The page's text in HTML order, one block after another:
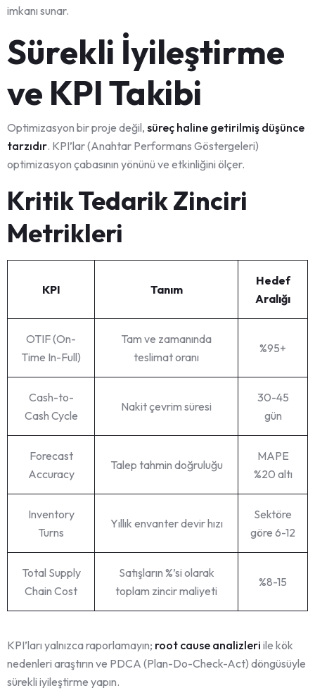
imkanı sunar.
Sürekli İyileştirme
ve KPI Takibi
Optimizasyon bir proje değil, süreç haline getirilmiş düşünce
tarzıdır. KPI’lar (Anahtar Performans Göstergeleri)
optimizasyon çabasının yönünü ve etkinliğini ölçer.
Kritik Tedarik Zinciri
Metrikleri
KPI Tanım
Hedef
Aralığı
OTIF (On-
Time In-Full)
Tam ve zamanında
teslimat oranı
%95+
Cash-to-
Cash Cycle
Nakit çevrim süresi
30-45
gün
Forecast
Accuracy
Talep tahmin doğruluğu
MAPE
%20 altı
Inventory
Turns
Yıllık envanter devir hızı
Sektöre
göre 6-12
Total Supply
Chain Cost
Satışların %’si olarak
toplam zincir maliyeti
%8-15
KPI’ları yalnızca raporlamayın; root cause analizleri ile kök
nedenleri araştırın ve PDCA (Plan-Do-Check-Act) döngüsüyle
sürekli iyileştirme yapın.